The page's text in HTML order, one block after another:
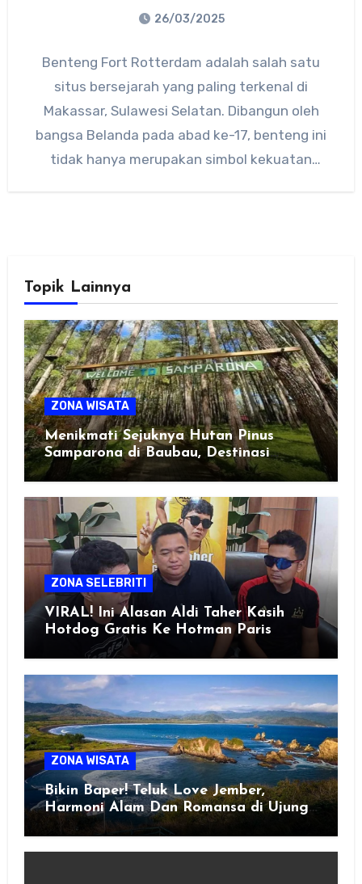
26/03/2025
Comments
Benteng Fort Rotterdam adalah salah satu
situs bersejarah yang paling terkenal di
Makassar, Sulawesi Selatan. Dibangun oleh
bangsa Belanda pada abad ke-17, benteng ini
tidak hanya merupakan simbol kekuatan
Topik Lainnya
ZONA WISATA
Menikmati Sejuknya Hutan Pinus
Samparona di Baubau, Destinasi
Healing Favorit!
ZONA SELEBRITI
VIRAL! Ini Alasan Aldi Taher Kasih
Hotdog Gratis Ke Hotman Paris
ZONA WISATA
Bikin Baper! Teluk Love Jember,
Harmoni Alam Dan Romansa di Ujung
Selatan Jawa